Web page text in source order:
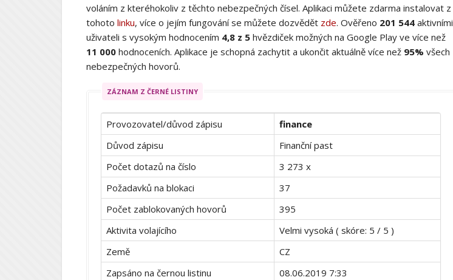
voláním z kteréhokoliv z těchto nebezpečných čísel. Aplikaci můžete zdarma instalovat z
tohoto linku, více o jejím fungování se můžete dozvědět zde. Ověřeno 201 544 aktivními
uživateli s vysokým hodnocením 4,8 z 5 hvězdiček možných na Google Play ve více než
11 000 hodnoceních. Aplikace je schopná zachytit a ukončit aktuálně více než 95% všech
nebezpečných hovorů.
ZÁZNAM Z ČERNÉ LISTINY
Provozovatel/důvod zápisu
finance
Důvod zápisu
Finanční past
Počet dotazů na číslo
3 273 x
Požadavků na blokaci
37
Počet zablokovaných hovorů
395
Aktivita volajícího
Velmi vysoká ( skóre: 5 / 5 )
Země
CZ
Zapsáno na černou listinu
08.06.2019 7:33